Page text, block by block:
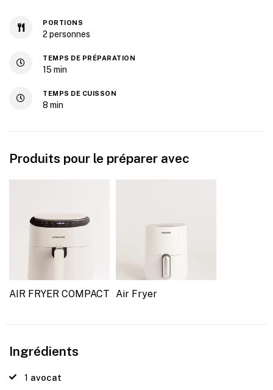
PORTIONS
2 personnes
TEMPS DE PRÉPARATION
15 min
TEMPS DE CUISSON
8 min
Produits pour le préparer avec
AIR FRYER COMPACT Air Fryer
Ingrédients
1 avocat